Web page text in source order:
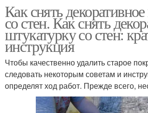
Как снять
со стен. Как снять
штукатурку со стен:
инструкция
Чтобы качественно удалить старое
следовать некоторым советам и
определят ход работ. Прежде всего,